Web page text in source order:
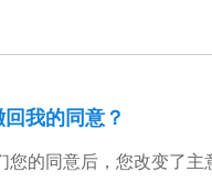
我的同意？
您的同意后，您改变了主